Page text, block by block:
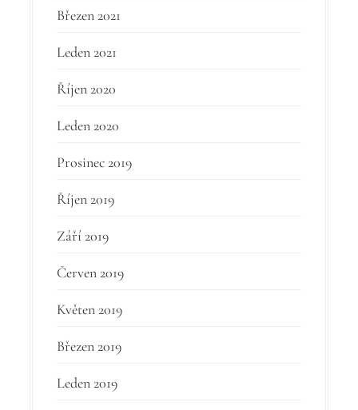
Březen 2021
Leden 2021
Říjen 2020
Leden 2020
Prosinec 2019
Říjen 2019
Září 2019
Červen 2019
Květen 2019
Březen 2019
Leden 2019